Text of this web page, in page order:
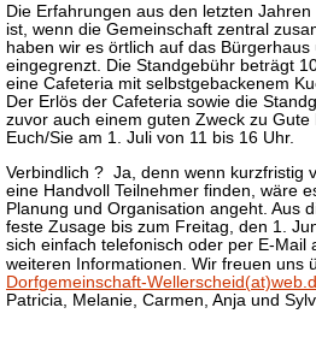
Die Erfahrungen aus den letzten
ist, wenn die Gemeinschaft zentral
haben wir es örtlich auf das
eingegrenzt. Die Standgebühr beträgt
eine Cafeteria mit selbstgebackenem
Der Erlös der Cafeteria sowie die
zuvor auch einem guten Zweck zu
Euch/Sie am 1. Juli von 11 bis 16 Uhr.
Verbindlich ? Ja, denn wenn kurzfristig
eine Handvoll Teilnehmer finden, wäre
Planung und Organisation angeht. Aus
feste Zusage bis zum Freitag, den 1.
sich einfach telefonisch oder per E-Mail
weiteren Informationen. Wir freuen
Dorfgemeinschaft-
Patricia, Melanie, Carmen, Anja und